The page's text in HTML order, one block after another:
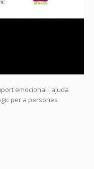
emocional i ajuda
per a persones